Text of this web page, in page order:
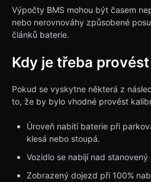
Výpočty BMS mohou být časem
nebo nerovnováhy způsobené
článků baterie.
Kdy je třeba
Pokud se vyskytne některá z
to, že by bylo vhodné provést
Úroveň nabití baterie při
klesá nebo stoupá.
Vozidlo se nabíjí nad stanovený
Zobrazený dojezd při 100%